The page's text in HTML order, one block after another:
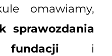
omawiamy,
sprawozdania
i